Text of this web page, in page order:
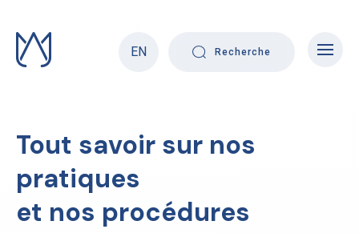
content
EN
Recherche
Tout savoir sur nos
pratiques
et nos procédures